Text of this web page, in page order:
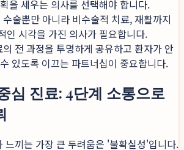
을 세우는 의사를 선택해야 합니다.
수술뿐만 아니라 비수술적 치료, 재활까지
인 시각을 가진 의사가 필요합니다.
의 전 과정을 투명하게 공유하고 환자가 안
있도록 이끄는 파트너십이 중요합니다.
심 진료: 4단계 소통으로
느끼는 가장 큰 두려움은 '불확실성'입니다.